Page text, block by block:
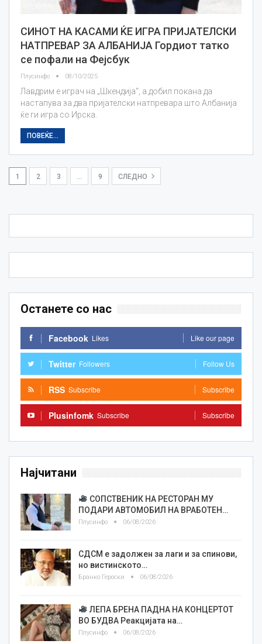
СИНОТ НА КАСАМИ ЌЕ ИГРА ПРИЈАТЕЛСКИ
НАТПРЕВАР ЗА АЛБАНИЈА Гордиот татко
се пофали на Фејсбук
Плусинфо 08/10/2025
Лавдрим е играч на „Шкендија“, а добил покана да
настапува за два пријателски натпревара што Албанија
ќе ги игра со Ирска.
ПОВЕЌЕ...
1 2 3 9 СЛЕДНО
Останете со нас
Facebook Likes Like our page
Twitter Followers Follow Us
RSS Subscribe Subscribe
Plusinfomk Subscribe Subscribe
Најчитани
СОПСТВЕНИК НА РЕСТОРАН МУ
ПОДАРИ АВТОМОБИЛ НА ВРАБОТЕН…
Плусинфо 06/08/2026
СДСМ е задолжен за лаги и за спинови,
но вистинското…
Бранко Героски 06/08/2026
ЛЕПА БРЕНА ПАДНА НА КОНЦЕРТОТ
ВО БУДВА Реакцијата на…
Плусинфо 06/08/2026